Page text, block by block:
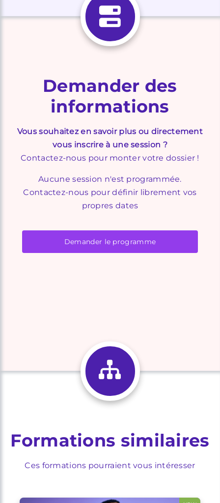
Demander des
informations
Vous souhaitez en savoir plus ou directement
vous inscrire à une session ?
Contactez-nous pour monter votre dossier !
Aucune session n'est programmée.
Contactez-nous pour définir librement vos
propres dates
Demander le programme
Formations similaires
Ces formations pourraient vous intéresser